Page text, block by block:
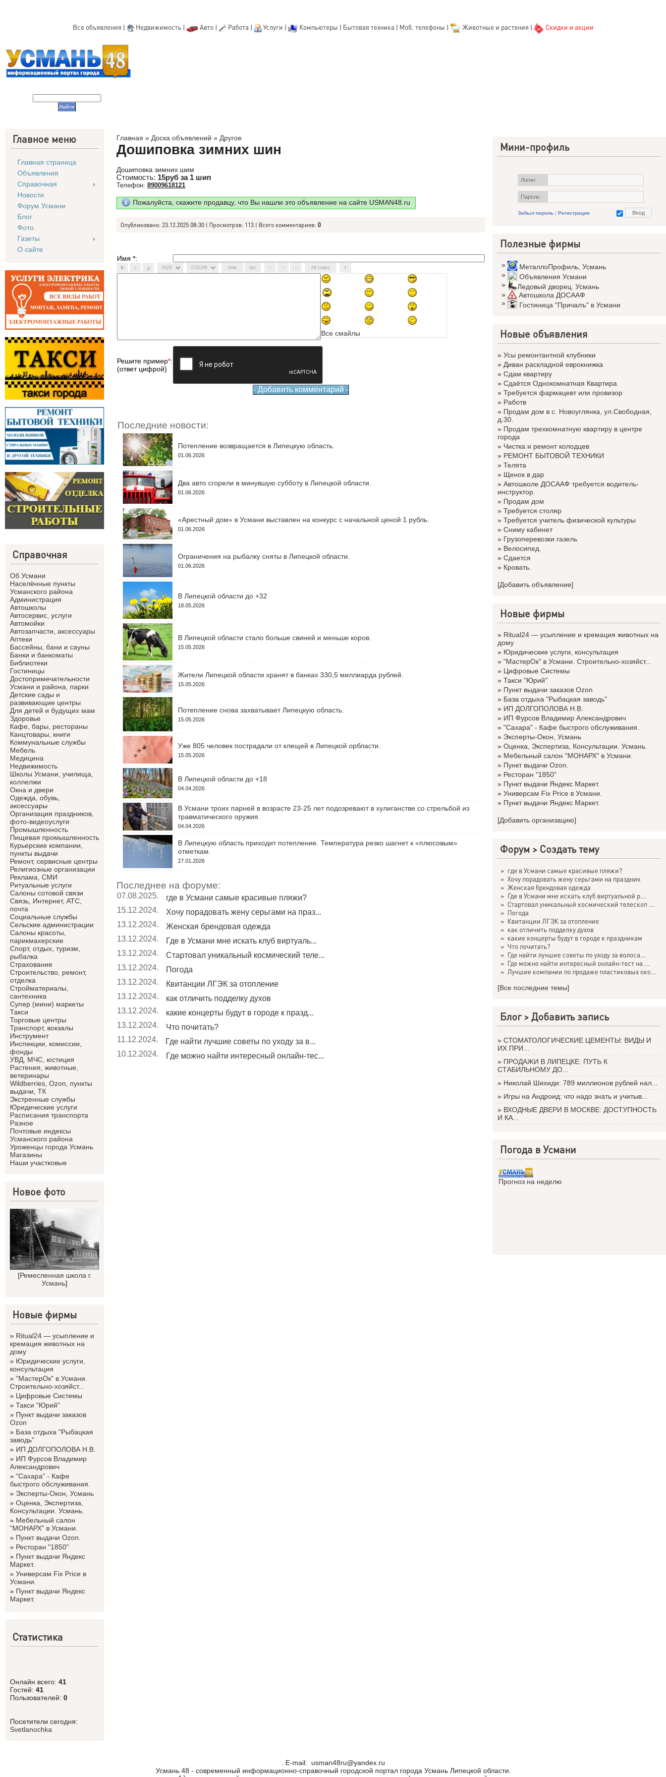
Все объявления | Недвижимость | Авто| Работа | Услуги | Компьютеры | Бытовая техника | Моб. телефоны | Животные и растения | Скидки и акции
Главное меню
Главная страница
Объявления
Справочная
Новости
Форум Усмани
Блог
Фото
Газеты
О сайте
Справочная
Об Усмани
Населённые пункты
Усманского района
Администрация
Автошколы
Автосервис, услуги
Автомойки
Автозапчасти, аксессуары
Аптеки
Бассейны, бани и сауны
Банки и банкоматы
Библиотеки
Гостиницы
Достопримечательности
Усмани и района, парки
Детские сады и
развивающие центры
Для детей и будущих мам
Здоровье
Кафе, бары, рестораны
Канцтовары, книги
Коммунальные службы
Мебель
Медицина
Недвижимость
Школы Усмани, училища,
коллелжи
Окна и двери
Одежда, обувь,
аксессуары
Организация праздников,
фото-видеоуслуги
Промышленность
Пищевая промышленность
Курьерские компании,
пункты выдачи
Ремонт, сервисные центры
Религиозные организации
Реклама, СМИ
Ритуальные услуги
Салоны сотовой связи
Связь, Интернет, АТС,
почта
Социальные службы
Сельские администрации
Салоны красоты,
парикмахерские
Спорт, отдых, туризм,
рыбалка
Страхование
Строительство, ремонт,
отделка
Cтройматериалы,
сантехника
Супер (мини) маркеты
Такси
Торговые центры
Транспорт, вокзалы
Инструмент
Инспекции, комиссии,
фонды
УВД, МЧС, юстиция
Растения, животные,
ветеринары
Wildberries, Ozon, пункты
выдачи, ТК
Экстренные службы
Юридические услуги
Расписания транспорта
Разное
Почтовые индексы
Усманского района
Уроженцы города Усмань
Магазины
Наши участковые
Новое фото
[Ремесленная школа г.
Усмань]
Новые фирмы
» Ritual24 — усыпление и
кремация животных на
дому
» Юридические услуги,
консультация
» "МастерОк" в Усмани.
Строительно-хозяйст...
» Цифровые Системы
» Такси "Юрий"
» Пункт выдачи заказов
Ozon
» База отдыха "Рыбацкая
заводь"
» ИП ДОЛГОПОЛОВА Н.В.
» ИП Фурсов Владимир
Александрович
» "Сахара" - Кафе
быстрого обслуживания.
» Эксперты-Окон, Усмань
» Оценка, Экспертиза,
Консультации. Усмань.
» Мебельный салон
"МОНАРХ" в Усмани.
» Пункт выдачи Ozon.
» Ресторан "1850"
» Пункт выдачи Яндекс
Маркет.
» Универсам Fix Price в
Усмани.
» Пункт выдачи Яндекс
Маркет.
Статистика
Онлайн всего: 41
Гостей: 41
Пользователей: 0
Посетители сегодня:
Svetlanоchka
Главная » Доска объявлений » Другое
Дошиповка зимних шин
Дошиповка зимних шим
Стоимость: 15руб за 1 шип
Телефон: 89009618121
Пожалуйста, скажите продавцу, что Вы нашли это объявление на сайте USMAN48.ru
Опубликовано: 23.12.2025 08:30 | Просмотров: 113 | Всего комментариев: 0
Имя *:
Все смайлы
Решите пример*:
(ответ цифрой)
Последние новости:
Потепление возвращается в Липецкую область.
01.06.2026
Два авто сгорели в минувшую субботу в Липецкой области.
01.06.2026
«Арестный дом» в Усмани выставлен на конкурс с начальной ценой 1 рубль.
01.06.2026
Ограничения на рыбалку сняты в Липецкой области.
01.06.2026
В Липецкой области до +32
18.05.2026
В Липецкой области стало больше свиней и меньше коров.
15.05.2026
Жители Липецкой области хранят в банках 330,5 миллиарда рублей.
15.05.2026
Потепление снова захватывает Липецкую область.
15.05.2026
Уже 805 человек пострадали от клещей в Липецкой орбласти.
15.05.2026
В Липецкой области до +18
04.04.2026
В Усмани троих парней в возрасте 23-25 лет подозревают в хулиганстве со стрельбой из
травматического оружия.
04.04.2026
В Липецкую область приходит потепление. Температура резко шагнет к «плюсовым»
отметкам.
27.01.2026
Последнее на форуме:
07.08.2025.
где в Усмани самые красивые пляжи?
15.12.2024.
Хочу порадовать жену серьгами на праз...
13.12.2024.
Женская брендовая одежда
13.12.2024.
Где в Усмани мне искать клуб виртуаль...
13.12.2024.
Стартовал уникальный космический теле...
13.12.2024.
Погода
13.12.2024.
Квитанции ЛГЭК за отопление
13.12.2024.
как отличить подделку духов
13.12.2024.
какие концерты будут в городе к празд...
13.12.2024.
Что почитать?
11.12.2024.
Где найти лучшие советы по уходу за в...
10.12.2024.
Где можно найти интересный онлайн-тес...
Мини-профиль
Логин:
Пароль:
Забыл пароль | Регистрация
Полезные фирмы
» МеталлоПрофиль Усмань
»
Объявления Усмани
»
Ледовый дворец. Усмань
»
Автошкола ДОСААФ
»
Гостиница "Причалъ" в Усмани
Новые объявления
» Усы ремонтантной клубники
» Диван раскладной еврокнижка
» Сдам квартиру
» Сдаётся Однокомнатная Квартира
» Требуется фармацевт или провизор
» Работв
» Продам дом в с. Новоуглянка, ул.Свободная,
д.30.
» Продам трехкомнатную квартиру в центре
города
» Чистка и ремонт колодцев
» РЕМОНТ БЫТОВОЙ ТЕХНИКИ
» Телята
» Щенок в дар
» Автошколе ДОСААФ требуется водитель-
инструктор.
» Продам дом
» Требуется столяр
» Требуется учитель физической культуры
» Сниму кабинет
» Грузоперевозки газель
» Велосипед.
» Сдается
» Кровать.
[Добавить объявление]
Новые фирмы
» Ritual24 — усыпление и кремация животных на
дому
» Юридические услуги, консультация
» "МастерОк" в Усмани. Строительно-хозяйст...
» Цифровые Системы
» Такси "Юрий"
» Пункт выдачи заказов Ozon
» База отдыха "Рыбацкая заводь"
» ИП ДОЛГОПОЛОВА Н.В.
» ИП Фурсов Владимир Александрович
» "Сахара" - Кафе быстрого обслуживания.
» Эксперты-Окон, Усмань
» Оценка, Экспертиза, Консультации. Усмань.
» Мебельный салон "МОНАРХ" в Усмани.
» Пункт выдачи Ozon.
» Ресторан "1850"
» Пункт выдачи Яндекс Маркет.
» Универсам Fix Price в Усмани.
» Пункт выдачи Яндекс Маркет.
[Добавить организацию]
Форум > Создать тему
» где в Усмани самые красивые пляжи?
» Хочу порадовать жену серьгами на праздник
» Женская брендовая одежда
» Где в Усмани мне искать клуб виртуальной р...
» Стартовал уникальный космический телескоп ...
» Погода
» Квитанции ЛГЭК за отопление
» как отличить подделку духов
» какие концерты будут в городе к праздникам
» Что почитать?
» Где найти лучшие советы по уходу за волоса...
» Где можно найти интересный онлайн-тест на ...
» Лучшие компании по продаже пластиковых око...
[Все последние темы]
Блог >Добавить запись
» СТОМАТОЛОГИЧЕСКИЕ ЦЕМЕНТЫ: ВИДЫ И
ИХ ПРИ...
» ПРОДАЖИ В ЛИПЕЦКЕ: ПУТЬ К
СТАБИЛЬНОМУ ДО...
» Николай Шихиди: 789 миллионов рублей нал...
» Игры на Андроид: что надо знать и учитыв...
» ВХОДНЫЕ ДВЕРИ В МОСКВЕ: ДОСТУПНОСТЬ
И КА...
Погода в Усмани
Прогноз на неделю
. Е-mail: usman48ru@yandex.ru
Усмань 48 - современный информационно-справочный городской портал города Усмань Липецкой области.